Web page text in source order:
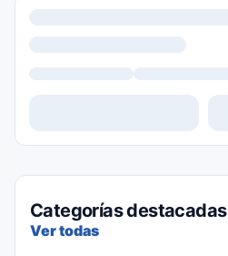
Categorías destacadas
Ver todas